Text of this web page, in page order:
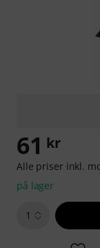
61 kr
Alle priser inkl.
på lager
1